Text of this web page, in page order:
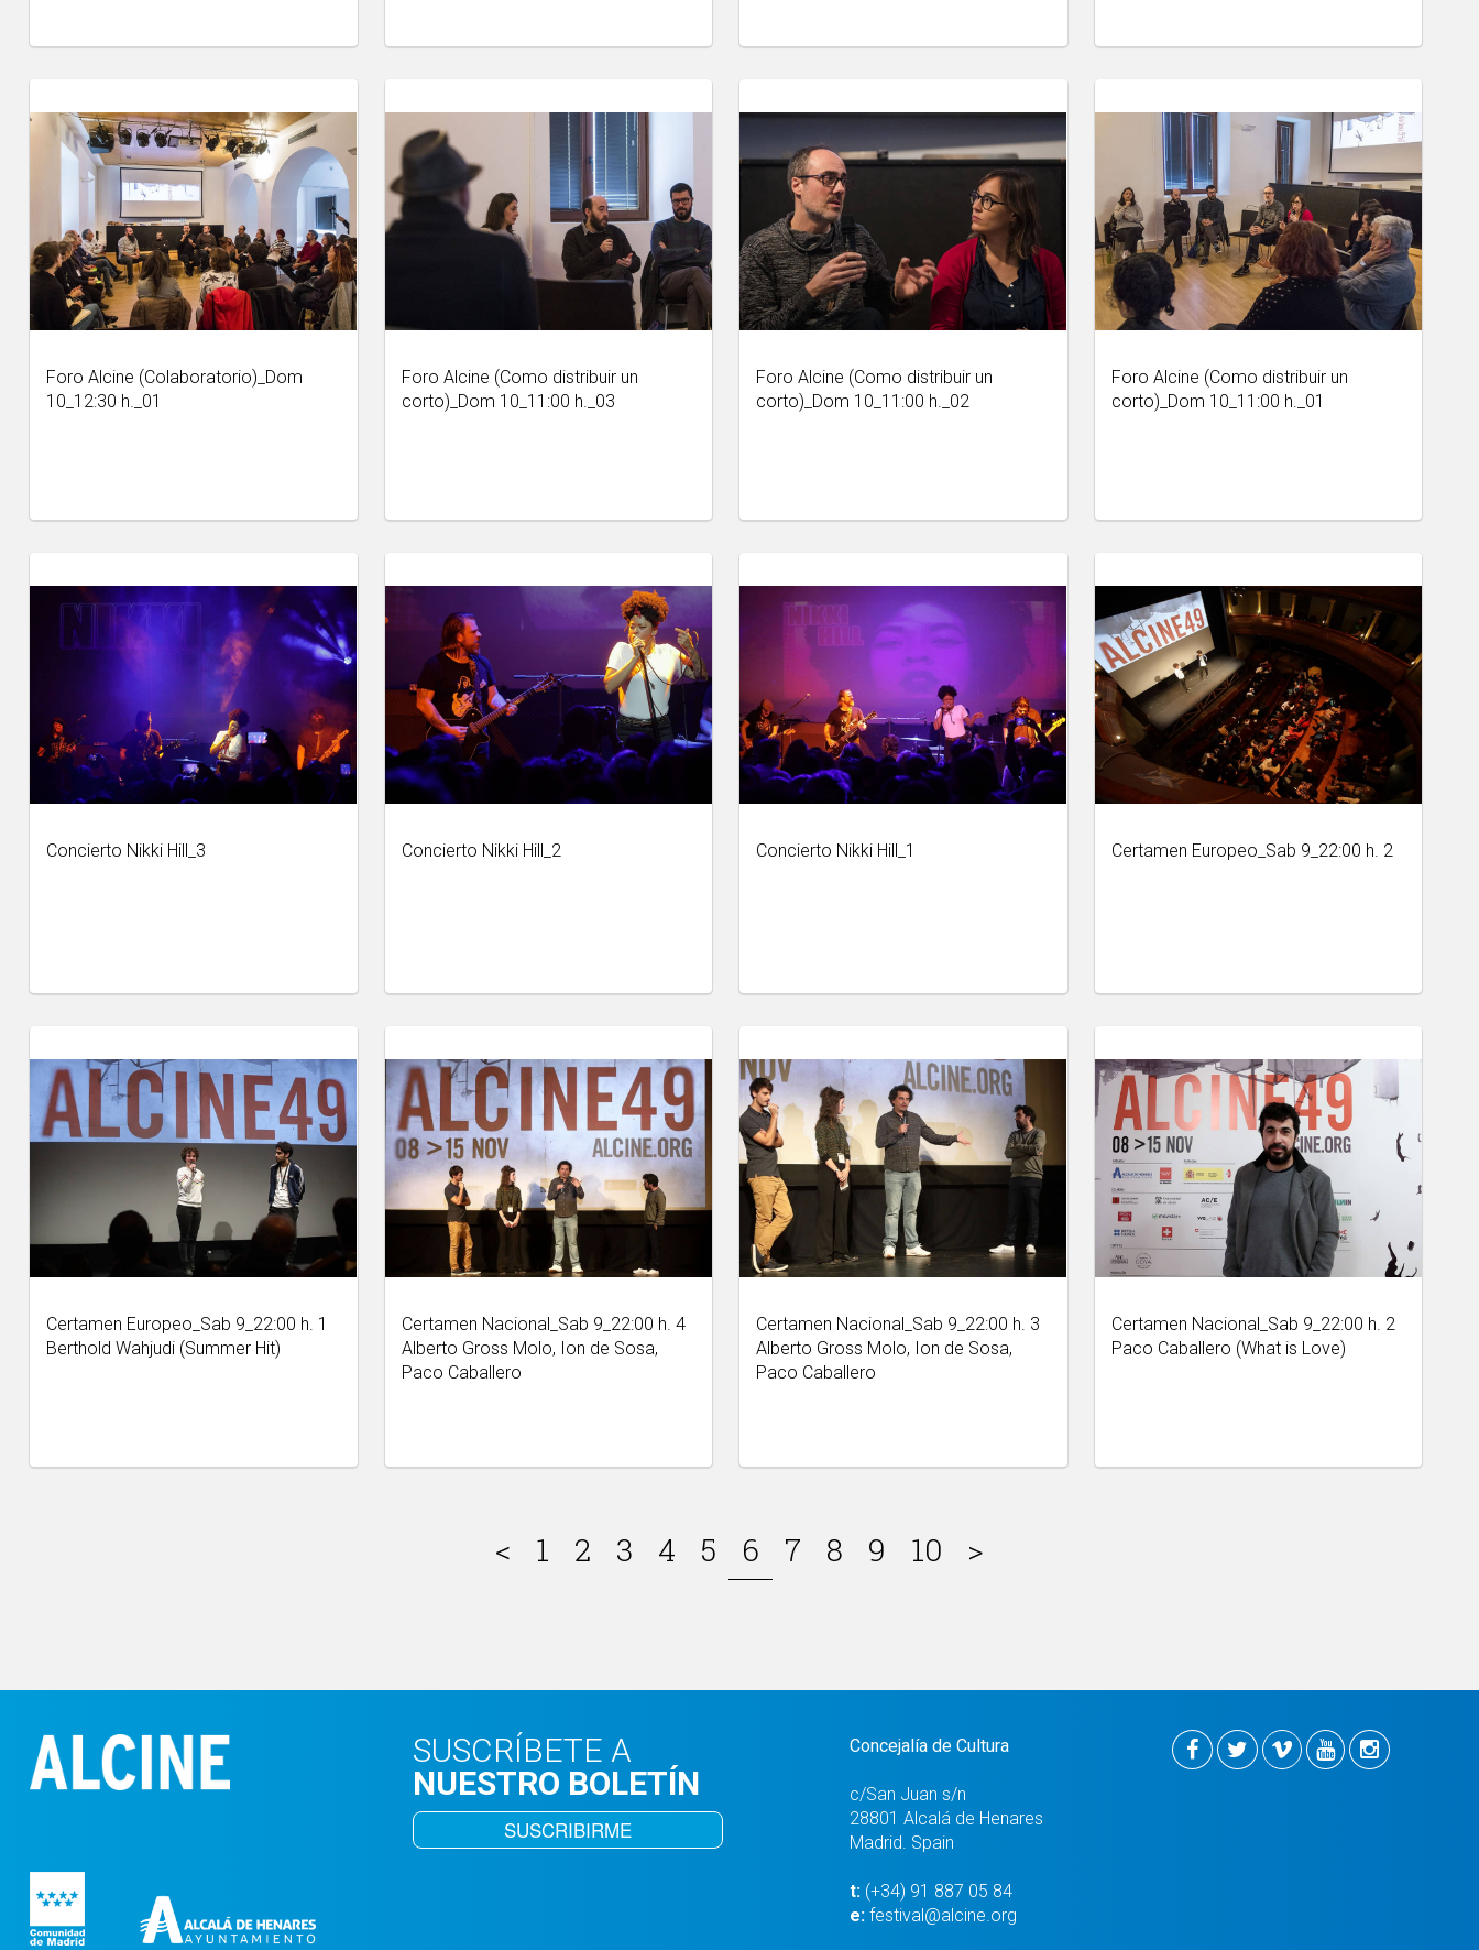
Foro Alcine (Colaboratorio)_Dom
10_12:30 h._01
Foro Alcine (Como distribuir un
corto)_Dom 10_11:00 h._03
Foro Alcine (Como distribuir un
corto)_Dom 10_11:00 h._02
Foro Alcine (Como distribuir un
corto)_Dom 10_11:00 h._01
Concierto Nikki Hill_3 Concierto Nikki Hill_2 Concierto Nikki Hill_1 Certamen Europeo_Sab 9_22:00 h. 2
Certamen Europeo_Sab 9_22:00 h. 1
Berthold Wahjudi (Summer Hit)
Certamen Nacional_Sab 9_22:00 h. 4
Alberto Gross Molo, Ion de Sosa,
Paco Caballero
Certamen Nacional_Sab 9_22:00 h. 3
Alberto Gross Molo, Ion de Sosa,
Paco Caballero
Certamen Nacional_Sab 9_22:00 h. 2
Paco Caballero (What is Love)
< 1 2 3 4 5 6 7 8 9 10 >
SUSCRÍBETE A
NUESTRO BOLETÍN
SUSCRIBIRME
Concejalía de Cultura
c/San Juan s/n
28801 Alcalá de Henares
Madrid. Spain
t: (+34) 91 887 05 84
e: festival@alcine.org